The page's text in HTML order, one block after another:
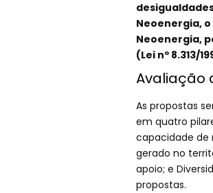
Neoenergia,
Neoenergia,
(Lei nº 8.313/
Avaliação
As propostas
em quatro
capacidade de
gerado no
apoio; e
propostas.